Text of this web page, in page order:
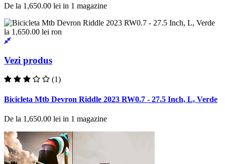
De la 1,650.00 lei in 1 magazine
Vezi produs
(1)
Bicicleta Mtb Devron Riddle 2023 RW0.7 - 27.5 Inch, L, Verde
De la 1,650.00 lei in 1 magazine